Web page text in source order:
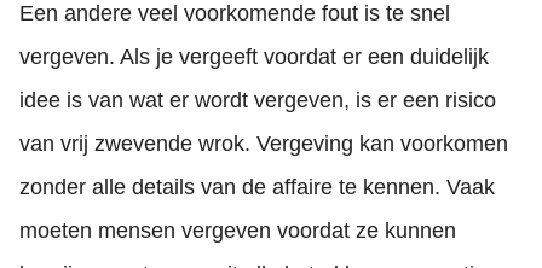
Een andere veel voorkomende fout is te snel
vergeven. Als je vergeeft voordat er een duidelijk
idee is van wat er wordt vergeven, is er een risico
van vrij zwevende wrok. Vergeving kan voorkomen
zonder alle details van de affaire te kennen. Vaak
moeten mensen vergeven voordat ze kunnen